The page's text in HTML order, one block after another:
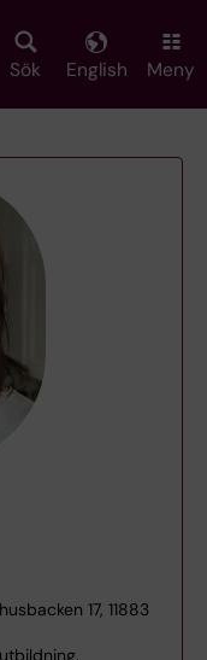
Sök English Meny
17, 11883